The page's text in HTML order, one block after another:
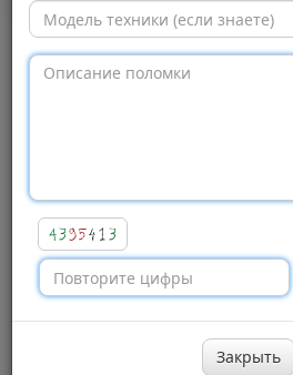
Адрес:
Каширское шоссе, 17к5с1
Город:
Москва
Каширская
Закрыть